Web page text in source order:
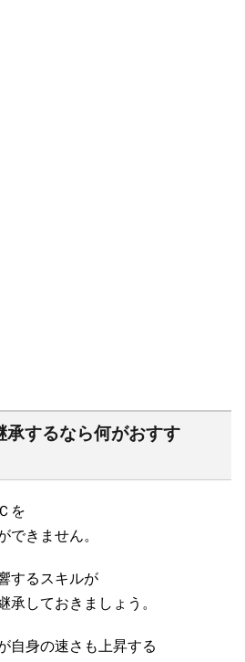
承するなら何がおすす
を
できません。
するスキルが
承しておきましょう。
自身の速さも上昇する